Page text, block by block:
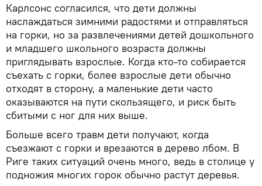
Карлсонс согласился, что дети должны
наслаждаться зимними радостями и отправляться
на горки, но за развлечениями детей дошкольного
и младшего школьного возраста должны
приглядывать взрослые. Когда кто-то собирается
съехать с горки, более взрослые дети обычно
отходят в сторону, а маленькие дети часто
оказываются на пути скользящего, и риск быть
сбитыми с ног для них выше.
Больше всего травм дети получают, когда
съезжают с горки и врезаются в дерево лбом. В
Риге таких ситуаций очень много, ведь в столице у
подножия многих горок обычно растут деревья.